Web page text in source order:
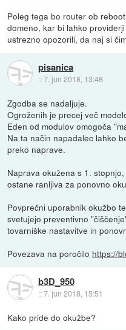
Poleg tega bo router ob
domeno, kar bi lahko
ustrezno opozorili, da naj si
pisanica
::7. jun 2018, 13:48
Zgodba se nadaljuje.
Ogroženih je precej več
Eden od modulov omogoča
Na ta način napadalec lahko
preko naprave.
Naprava okužena s 1.
ostane ranljiva za ponovno
Povprečni uporabnik okužbo
svetujejo preventivno
tovarniške nastavitve in
Povezava na poročilo https://
b3D_950
::7. jun 2018, 15:51
Kako pride do okužbe?